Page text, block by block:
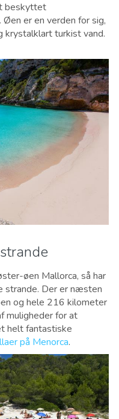
beskyttet
er en verden for sig,
krystalklart turkist vand.
øen Mallorca, så har
strande. Der er næsten
og hele 216 kilometer
muligheder for at
helt fantastiske
på Menorca.